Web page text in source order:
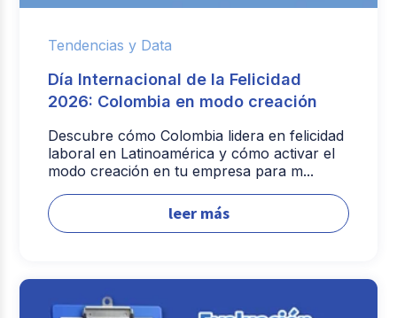
Tendencias y Data
Día Internacional de la Felicidad
2026: Colombia en modo creación
Descubre cómo Colombia lidera en felicidad
laboral en Latinoamérica y cómo activar el
modo creación en tu empresa para m...
leer más